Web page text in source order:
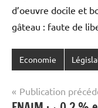
d’oeuvre docile et
gâteau : faute de
Economie
Navigation
Publication